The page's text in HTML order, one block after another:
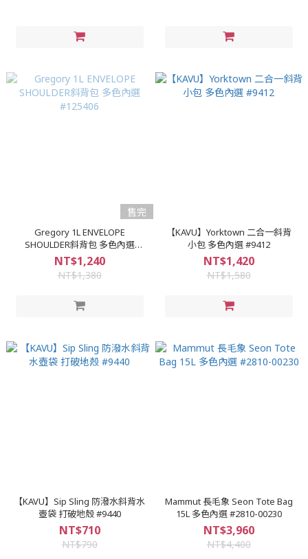
售完
Gregory 1L ENVELOPE
SHOULDER斜背包 多色內選
#125406
NT$1,240
NT$1,380
【KAVU】Yorktown 二合一斜背
小包 多色內選 #9412
NT$1,420
NT$1,580
【KAVU】Sip Sling 防潑水斜背水
壺袋 打破地殼 #9440
NT$710
NT$790
Mammut 長毛象 Seon Tote Bag
15L 多色內選 #2810-00230
NT$3,960
NT$4,400